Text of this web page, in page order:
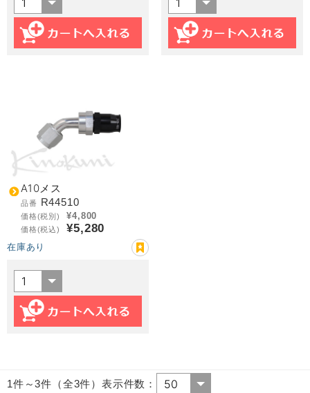
A10メス
品番 R44510
価格(税別) ¥4,800
価格(税込) ¥5,280
在庫あり
1件～3件（全3件）表示件数：